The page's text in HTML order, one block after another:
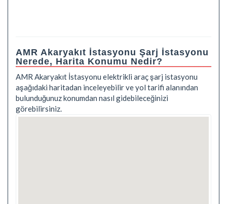
AMR Akaryakıt İstasyonu Şarj İstasyonu
Nerede, Harita Konumu Nedir?
AMR Akaryakıt İstasyonu elektrikli araç şarj istasyonu
aşağıdaki haritadan inceleyebilir ve yol tarifi alanından
bulunduğunuz konumdan nasıl gidebileceğinizi
görebilirsiniz.